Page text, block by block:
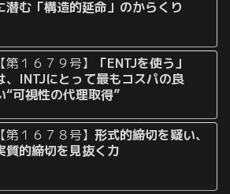
潜む「構造的延命」のからくり
【第１６７９号】
「ENTJを使う」
、INTJにとって最もコスパの良
“可視性の代理取得”
【第１６７８号】形式的締切を疑い、
質的締切を見抜く力